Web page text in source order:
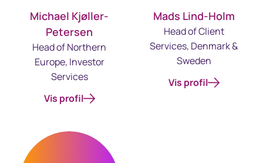
Michael Kjøller-
Petersen
Head of Northern
Europe, Investor
Services
Vis profil
Mads Lind-Holm
Head of Client
Services, Denmark &
Sweden
Vis profil